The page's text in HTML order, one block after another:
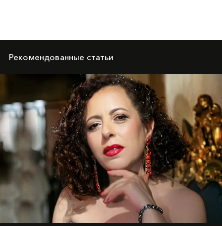
Рекомендованные статьи